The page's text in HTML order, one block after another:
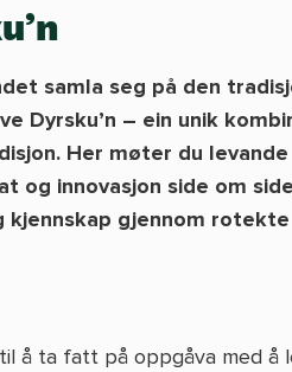
samla seg på den
Dyrsku’n – ein unik
Her møter du levande
og innovasjon side om
kjennskap gjennom rotekte
å ta fatt på oppgåva med å